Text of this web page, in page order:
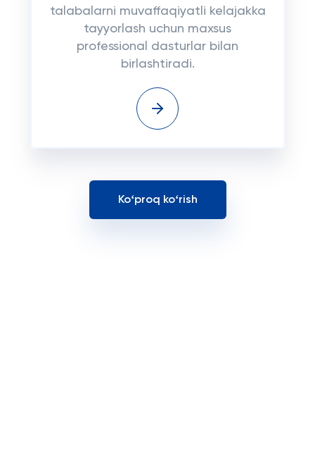
talabalarni muvaffaqiyatli kelajakka
tayyorlash uchun maxsus
professional dasturlar bilan
birlashtiradi.
Koʻproq koʻrish